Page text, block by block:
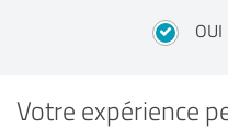
OUI
Votre expérience